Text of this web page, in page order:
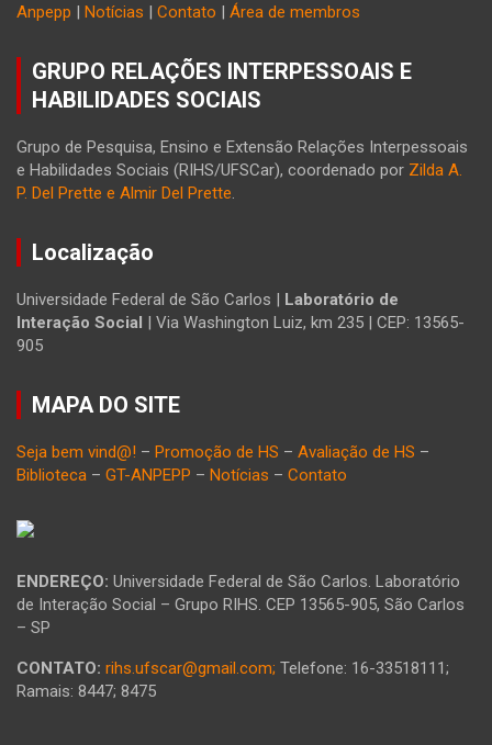
Anpepp | Notícias | Contato | Área de membros
GRUPO RELAÇÕES INTERPESSOAIS E
HABILIDADES SOCIAIS
Grupo de Pesquisa, Ensino e Extensão Relações Interpessoais
e Habilidades Sociais (RIHS/UFSCar), coordenado por Zilda A.
P. Del Prette e Almir Del Prette.
Localização
Universidade Federal de São Carlos | Laboratório de
Interação Social | Via Washington Luiz, km 235 | CEP: 13565-
905
MAPA DO SITE
Seja bem vind@! – Promoção de HS – Avaliação de HS –
Biblioteca – GT-ANPEPP – Notícias – Contato
ENDEREÇO: Universidade Federal de São Carlos. Laboratório
de Interação Social – Grupo RIHS. CEP 13565-905, São Carlos
– SP
CONTATO: rihs.ufscar@gmail.com; Telefone: 16-33518111;
Ramais: 8447; 8475